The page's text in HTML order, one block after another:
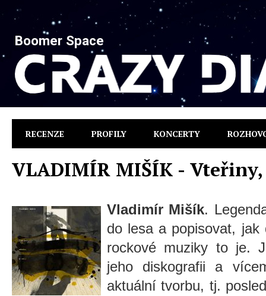
Boomer Space
RECENZE PROFILY KONCERTY
VLADIMÍR MIŠÍK -
Vladimír Mišík.
do lesa a popisovat, jak
rockové muziky to je.
jeho diskografii a
aktuální tvorbu, tj.